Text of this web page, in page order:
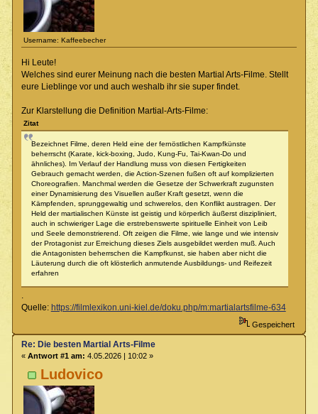
Username: Kaffeebecher
Hi Leute!
Welches sind eurer Meinung nach die besten Martial Arts-Filme. Stellt
eure Lieblinge vor und auch weshalb ihr sie super findet.
Zur Klarstellung die Definition Martial-Arts-Filme:
Zitat
Bezeichnet Filme, deren Held eine der fernöstlichen Kampfkünste
beherrscht (Karate, kick-boxing, Judo, Kung-Fu, Tai-Kwan-Do und
ähnliches). Im Verlauf der Handlung muss von diesen Fertigkeiten
Gebrauch gemacht werden, die Action-Szenen fußen oft auf komplizierten
Choreografien. Manchmal werden die Gesetze der Schwerkraft zugunsten
einer Dynamisierung des Visuellen außer Kraft gesetzt, wenn die
Kämpfenden, sprunggewaltig und schwerelos, den Konflikt austragen. Der
Held der martialischen Künste ist geistig und körperlich äußerst diszipliniert,
auch in schwieriger Lage die erstrebenswerte spirituelle Einheit von Leib
und Seele demonstrierend. Oft zeigen die Filme, wie lange und wie intensiv
der Protagonist zur Erreichung dieses Ziels ausgebildet werden muß. Auch
die Antagonisten beherrschen die Kampfkunst, sie haben aber nicht die
Läuterung durch die oft klösterlich anmutende Ausbildungs- und Reifezeit
erfahren
.
Quelle: https://filmlexikon.uni-kiel.de/doku.php/m:martialartsfilme-634
Gespeichert
Ludovico
Re: Die besten Martial Arts-Filme
« Antwort #1 am: 4.05.2026 | 10:02 »